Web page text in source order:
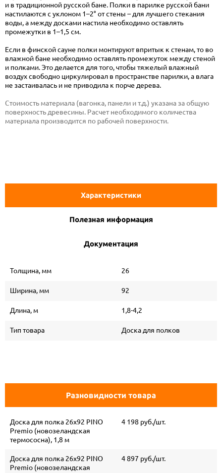
и в традиционной русской бане. Полки в парилке русской бани
настилаются с уклоном 1–2° от стены – для лучшего стекания
воды, а между досками настила необходимо оставлять
промежутки в 1–1,5 см.
Если в финской сауне полки монтируют впритык к стенам, то во
влажной бане необходимо оставлять промежуток между стеной
и полками. Это делается для того, чтобы тяжелый влажный
воздух свободно циркулировал в пространстве парилки, а влага
не застаивалась и не приводила к порче дерева.
Стоимость материала (вагонка, панели и т.д.) указана за общую
поверхность древесины. Расчет необходимого количества
материала производится по рабочей поверхности.
Характеристики
Полезная информация
Документация
Толщина, мм 26
Ширина, мм 92
Длина, м 1,8-4,2
Тип товара Доска для полков
Разновидности товара
Доска для полка 26х92 PINO
Premio (новозеландская
термососна), 1,8 м
4 198 руб./шт.
Доска для полка 26х92 PINO
Premio (новозеландская
4 897 руб./шт.